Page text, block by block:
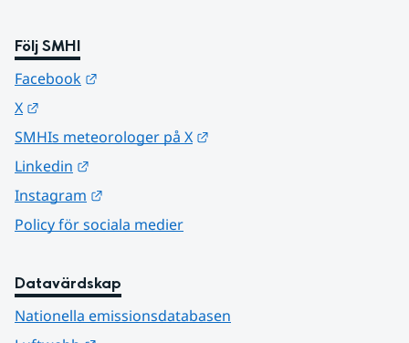
Följ SMHI
Facebook
X
SMHIs meteorologer på X
Linkedin
Instagram
Policy för sociala medier
Datavärdskap
Nationella emissionsdatabasen